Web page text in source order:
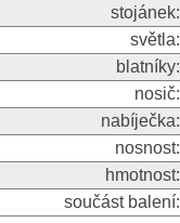
stojánek:
světla:
blatníky:
nosič:
nabíječka:
nosnost:
hmotnost:
součást balení: